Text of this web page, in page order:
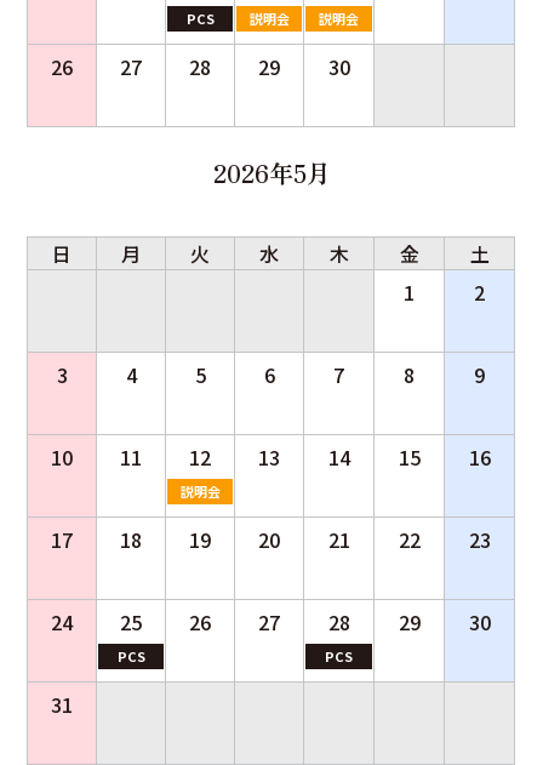
PCS 説明会 説明会
26 27 28 29 30
2026年5月
日 月 火 水 木 金
土
1
2
3 4 5 6 7 8 9
10 11 12
説明会
13 14 15 16
17 18 19 20 21 22 23
24 25
PCS
26 27 28
PCS
29 30
31